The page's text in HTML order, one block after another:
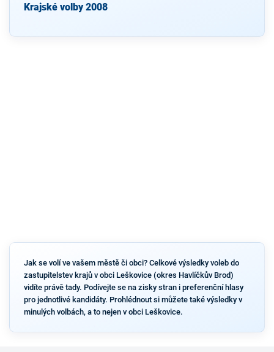
Krajské volby 2008
Jak se volí ve vašem městě či obci? Celkové výsledky voleb do
zastupitelstev krajů v obci Leškovice (okres Havlíčkův Brod)
vidíte právě tady. Podívejte se na zisky stran i preferenční hlasy
pro jednotlivé kandidáty. Prohlédnout si můžete také výsledky v
minulých volbách, a to nejen v obci Leškovice.